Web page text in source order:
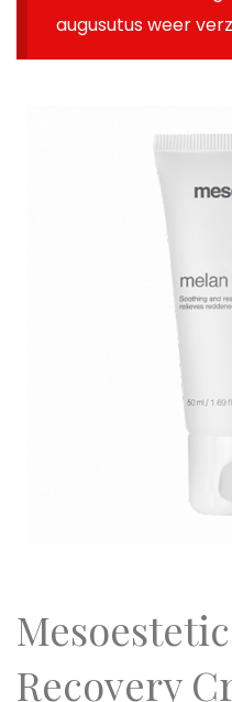
augusutus weer
Recovery